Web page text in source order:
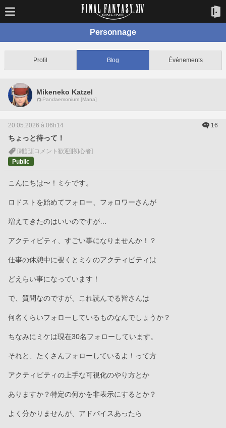
Personnage
Profil Blog Événements
Mikeneko Katzel
Pandaemonium [Mana]
20.05.2026 à 06h14 16
ちょっと待って！
[雑記] [コメント歓迎] [初心者]
Public
こんにちは〜！ミケです。
ロドストを始めてフォロー、フォロワーさんが
増えてきたのはいいのですが…
アクティビティ、すごい事になりませんか！？
仕事の休憩中に覗くとミケのアクティビティは
どえらい事になっています！
で、質問なのですが、これ読んでる皆さんは
何名くらいフォローしているものなんでしょうか？
ちなみにミケは現在30名フォローしています。
それと、たくさんフォローしているよ！って方
アクティビティの上手な可視化のやり方とか
ありますか？特定の何かを非表示にするとか？
よく分かりませんが、アドバイスあったら